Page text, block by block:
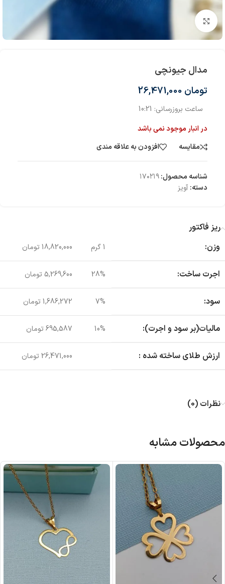
بزرگنمایی تصویر
مدال جیونچی
تومان
ساعت بروزرسانی: 10:21
در انبار موجود نمی باشد
مقایسه
افزودن به علاقه مندی
شناسه محصول:۱۷۰۲۱۹
دسته: آویز
ریز فاکتور
وزن:
1 گرم 18,820,000 تومان
اجرت ساخت: 28% 5,269,600 تومان
سود: 7% 1,686,272 تومان
مالیات(بر سود و اجرت): 10% 695,587 تومان
ارزش طلای ساخته شده : 26,471,000 تومان
نظرات (0)
محصولات مشابه